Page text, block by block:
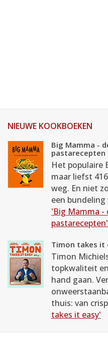
NIEUWE KOOKBOEKEN
Big Mamma -
pastarecepten
Het populaire
maar liefst
weg. En niet
een
'Big Mamma -
pastarecepten'
Timon takes it
Timon
topkwaliteit
hand gaan.
thuis: van
takes it easy'